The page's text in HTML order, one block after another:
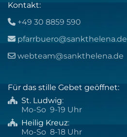
Kontakt:
 +49 30 8859 590
 pfarrbuero@sankthelena.de
 webteam@sankthelena.de
Für das stille Gebet geöffnet:
 St. Ludwig:
Mo-So 9-19 Uhr
 Heilig Kreuz:
Mo-So 8-18 Uhr